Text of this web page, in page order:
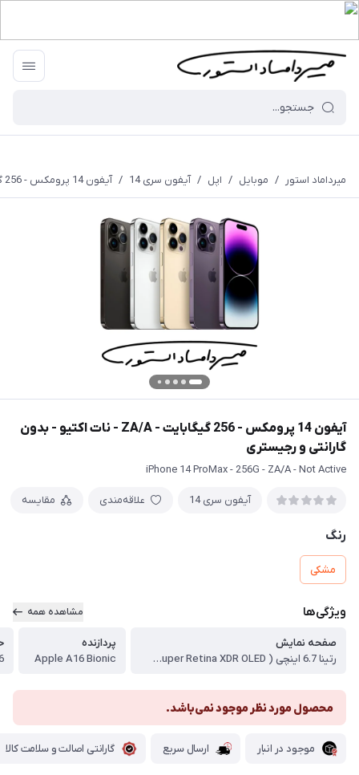
میرداماد استور / موبایل / اپل / آیفون سری 14 / آیفون 14 پرومکس - 256 گیگابایت - ZA/A - نات اکتیو - بدون گارانتی و رجیستری
آیفون 14 پرومکس - 256 گیگابایت - ZA/A - نات اکتیو - بدون
گارانتی و رجیستری
iPhone 14 ProMax - 256G - ZA/A - Not Active
آیفون سری 14 علاقه‌مندی مقایسه
رنگ
مشکی
ویژگی‌ها مشاهده همه
صفحه نمایش
رتینا 6.7 اینچی ( LTPO Super Retina XDR OLED )
پردازنده
Apple A16 Bionic
6
محصول مورد نظر موجود نمی‌باشد.
موجود در انبار ارسال سریع گارانتی اصالت و سلامت کالا